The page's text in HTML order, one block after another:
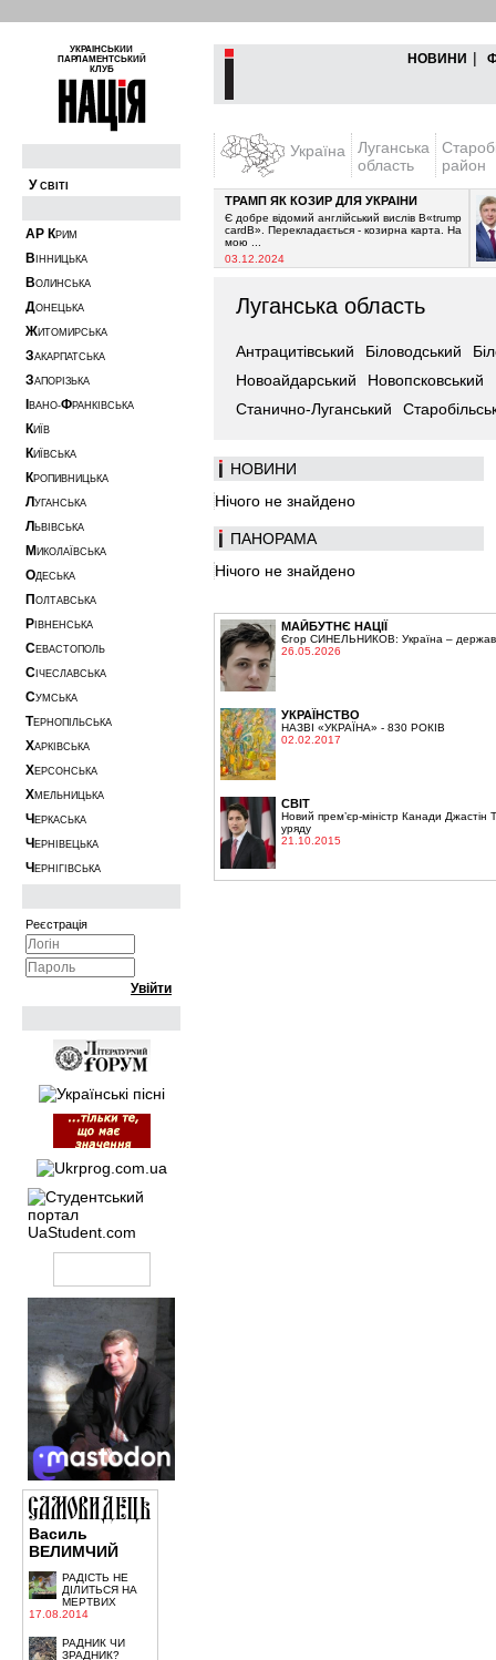
УКРАЇНСЬКИЙ
ПАРЛАМЕНТСЬКИЙ
КЛУБ
НОВИНИ |
У СВІТІ
АР КРИМ
В ІННИЦЬКА
ВОЛИНСЬКА
ДОНЕЦЬКА
ЖИТОМИРСЬКА
ЗАКАРПАТСЬКА
ЗАПОРІЗЬКА
ВАНО-ФРАНКІВСЬКА
КИЇВ
КИЇВСЬКА
КРОПИВНИЦЬКА
Л УГАНСЬКА
Л ЬВІВСЬКА
М ИКОЛАЇВСЬКА
ОДЕСЬКА
П ОЛТАВСЬКА
Р ІВНЕНСЬКА
СЕВАСТОПОЛЬ
С ІЧЕСЛАВСЬКА
СУМСЬКА
ТЕРНОПІЛЬСЬКА
ХАРКІВСЬКА
ХЕРСОНСЬКА
ХМЕЛЬНИЦЬКА
Ч ЕРКАСЬКА
Ч ЕРНІВЕЦЬКА
Ч ЕРНІГІВСЬКА
Реєстрація
Василь
ВЕЛИМЧИЙ
РАДІСТЬ НЕ
ДІЛИТЬСЯ НА
МЕРТВИХ
17.08.2014
РАДНИК ЧИ
ЗРАДНИК?
Україна
Луганська
область
район
з 2021-го
ТРАМП ЯК КОЗИР ДЛЯ УКРАЇНИ
Є добре відомий англійський вислів В«trump
cardВ». Перекладається - козирна карта. На
мою ...
03.12.2024
Луганська область
Антрацитівський Біловодський
Новоайдарський
Новопсковський
Станично-Луганський
НОВИНИ
Нічого не знайдено
ПАНОРАМА
Нічого не знайдено
МАЙБУТНЄ НАЦІЇ
Єгор СИНЕЛЬНИКОВ: Україна –
26.05.2026
УКРАЇНСТВО
НАЗВІ «УКРАЇНА» - 830 РОКІВ
02.02.2017
СВІТ
Новий прем’єр-міністр Канади Джастін
уряду
21.10.2015